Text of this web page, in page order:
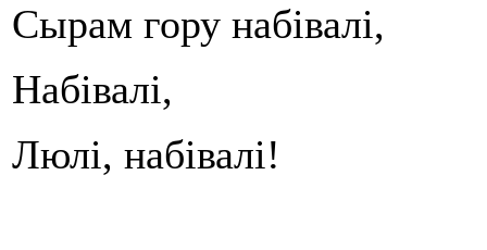
Сырам гору набівалі,
Набівалі,
Люлі, набівалі!